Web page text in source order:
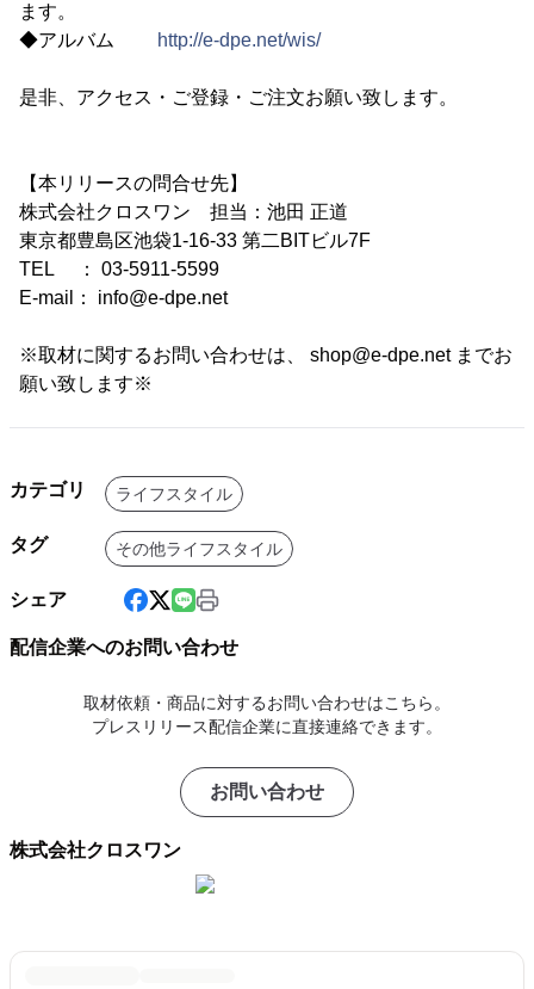
ます。
◆アルバム
http://e-dpe.net/wis/
是非、アクセス・ご登録・ご注文お願い致します。
【本リリースの問合せ先】
株式会社クロスワン 担当：池田 正道
東京都豊島区池袋1-16-33 第二BITビル7F
TEL ： 03-5911-5599
E-mail： info@e-dpe.net
※取材に関するお問い合わせは、 shop@e-dpe.net までお
願い致します※
カテゴリ ライフスタイル
タグ その他ライフスタイル
シェア
配信企業へのお問い合わせ
取材依頼・商品に対するお問い合わせはこちら。
プレスリリース配信企業に直接連絡できます。
お問い合わせ
株式会社クロスワン